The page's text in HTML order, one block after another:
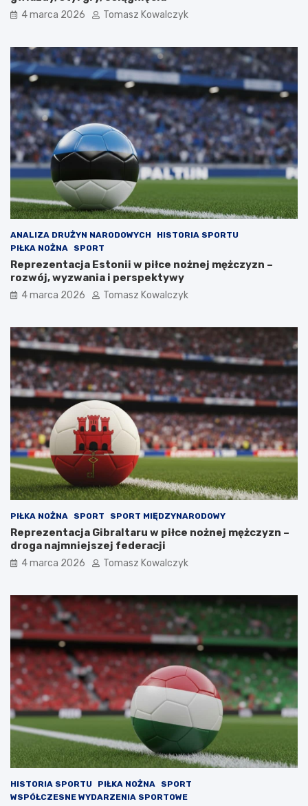
4 marca 2026 Tomasz Kowalczyk
ANALIZA DRUŻYN NARODOWYCH
HISTORIA SPORTU
PIŁKA NOŻNA
SPORT
Reprezentacja Estonii w piłce nożnej mężczyzn –
rozwój, wyzwania i perspektywy
4 marca 2026 Tomasz Kowalczyk
PIŁKA NOŻNA SPORT SPORT MIĘDZYNARODOWY
Reprezentacja Gibraltaru w piłce nożnej mężczyzn –
droga najmniejszej federacji
4 marca 2026 Tomasz Kowalczyk
HISTORIA SPORTU PIŁKA NOŻNA
SPORT
WSPÓŁCZESNE WYDARZENIA SPORTOWE